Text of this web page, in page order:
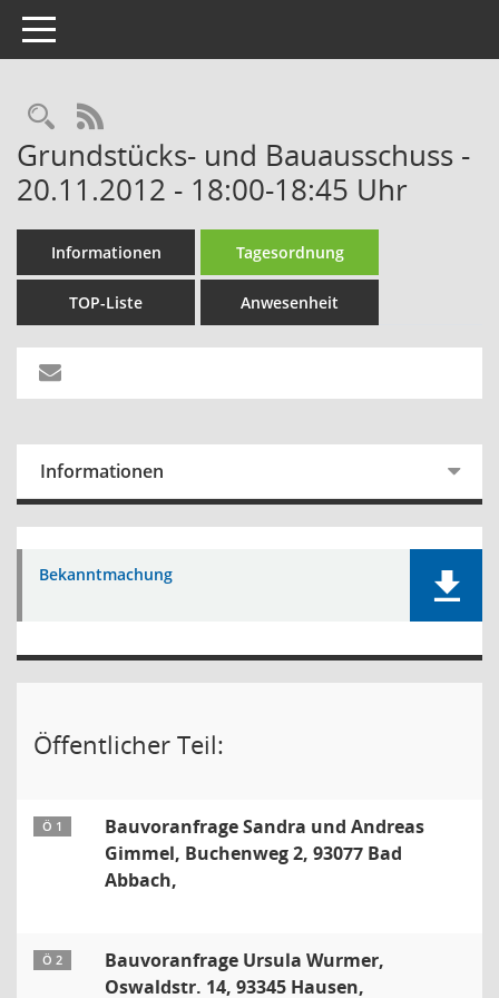
Toggle navigation
RSS-Feed
Grundstücks- und Bauausschuss -
20.11.2012 - 18:00-18:45 Uhr
Informationen Tagesordnung
TOP-Liste Anwesenheit
Informationen
Bekanntmachung
Öffentlicher Teil:
Ö 1
Bauvoranfrage Sandra und Andreas
Gimmel, Buchenweg 2, 93077 Bad
Abbach,
Ö 2
Bauvoranfrage Ursula Wurmer,
Oswaldstr. 14, 93345 Hausen,